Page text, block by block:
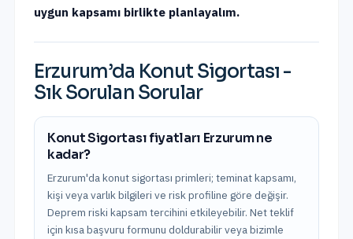
uygun kapsamı birlikte planlayalım.
Erzurum’da Konut Sigortası -
Sık Sorulan Sorular
Konut Sigortası fiyatları Erzurum ne
kadar?
Erzurum'da konut sigortası primleri; teminat kapsamı,
kişi veya varlık bilgileri ve risk profiline göre değişir.
Deprem riski kapsam tercihini etkileyebilir. Net teklif
için kısa başvuru formunu doldurabilir veya bizimle